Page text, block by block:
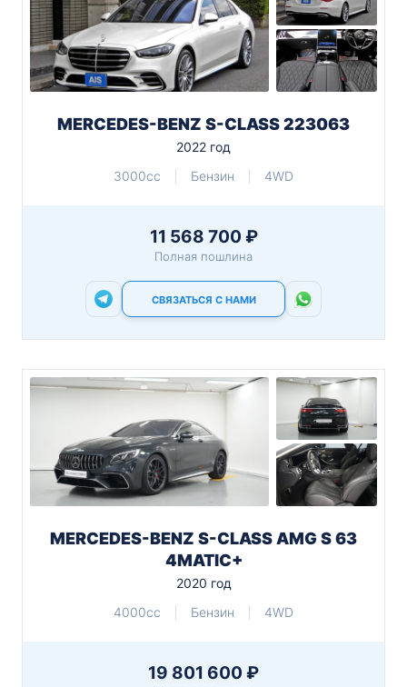
MERCEDES-BENZ S-CLASS 223063
2022 год
3000cc
Бензин 4WD
11 568 700 ₽
Полная пошлина
СВЯЗАТЬСЯ С НАМИ
MERCEDES-BENZ S-CLASS AMG S 63
4MATIC+
2020 год
4000cc
Бензин 4WD
19 801 600 ₽